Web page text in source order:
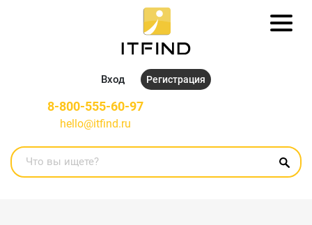
Вход Регистрация
8-800-555-60-97
hello@itfind.ru